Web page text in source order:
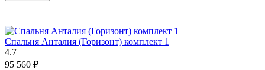
Спальня Анталия (Горизонт) комплект 1
4.7
95 560 ₽